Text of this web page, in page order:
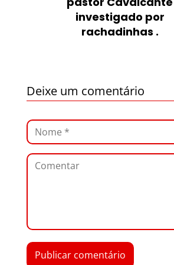
investigado por
rachadinhas .
Deixe um comentário